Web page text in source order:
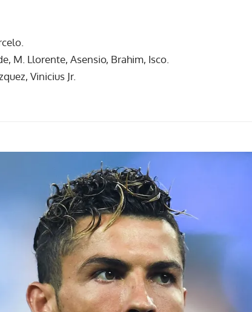
M. Llorente, Asensio, Brahim, Isco.
Vinicius Jr.